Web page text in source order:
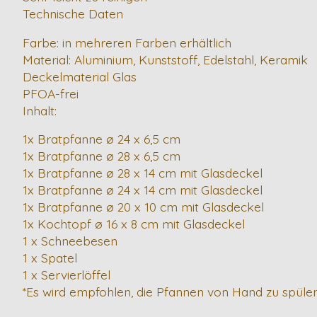
Technische Daten
Farbe: in mehreren Farben erhältlich
Material: Aluminium, Kunststoff, Edelstahl, Keramik
Deckelmaterial Glas
PFOA-frei
Inhalt:
1x Bratpfanne ø 24 x 6,5 cm
1x Bratpfanne ø 28 x 6,5 cm
1x Bratpfanne ø 28 x 14 cm mit Glasdeckel
1x Bratpfanne ø 24 x 14 cm mit Glasdeckel
1x Bratpfanne ø 20 x 10 cm mit Glasdeckel
1x Kochtopf ø 16 x 8 cm mit Glasdeckel
1 x Schneebesen
1 x Spatel
1 x Servierlöffel
*Es wird empfohlen, die Pfannen von Hand zu